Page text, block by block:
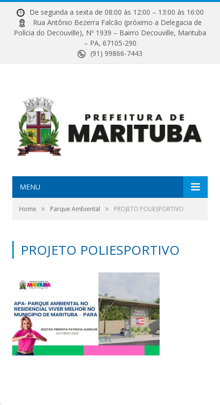
De segunda a sexta de 08:00 às 12:00 – 13:00 às 16:00
Rua Antônio Bezerra Falcão (próximo a Delegacia de
Polícia do Decouville), Nº 1939 – Bairro Decouville, Marituba
– PA, 67105-290
(91) 99866-7443
MENU
Home » Parque Ambiental » PROJETO POLIESPORTIVO
PROJETO POLIESPORTIVO